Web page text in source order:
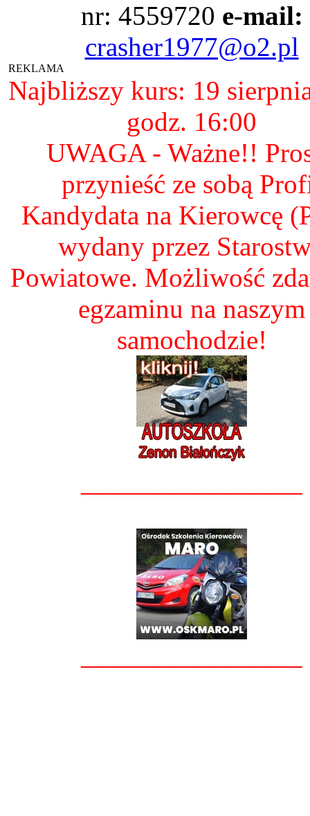
nr: 4559720 e-mail:
crasher1977@o2.pl
REKLAMA
Najbliższy kurs: 19
godz. 16:00
UWAGA - Ważne!!
przynieść ze sobą
Kandydata na Kierowcę
wydany przez
Powiatowe. Możliwość
egzaminu na naszym
samochodzie!